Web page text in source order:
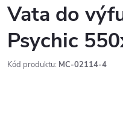
Vata do
Psychic
Kód produktu: MC-02114-4